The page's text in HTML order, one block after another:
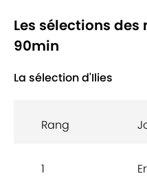
Les sélections
90min
La sélection d'Ilies
Rang
1